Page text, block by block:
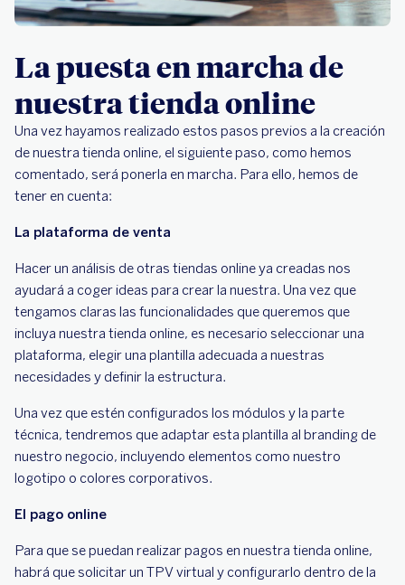
La puesta en marcha de
nuestra tienda online
Una vez hayamos realizado estos pasos previos a la creación
de nuestra tienda online, el siguiente paso, como hemos
comentado, será ponerla en marcha. Para ello, hemos de
tener en cuenta:
La plataforma de venta
Hacer un análisis de otras tiendas online ya creadas nos
ayudará a coger ideas para crear la nuestra. Una vez que
tengamos claras las funcionalidades que queremos que
incluya nuestra tienda online, es necesario seleccionar una
plataforma, elegir una plantilla adecuada a nuestras
necesidades y definir la estructura.
Una vez que estén configurados los módulos y la parte
técnica, tendremos que adaptar esta plantilla al branding de
nuestro negocio, incluyendo elementos como nuestro
logotipo o colores corporativos.
El pago online
Para que se puedan realizar pagos en nuestra tienda online,
habrá que solicitar un TPV virtual y configurarlo dentro de la